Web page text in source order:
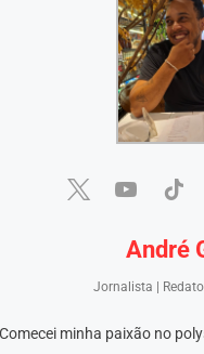
André
Jornalista |
minha paixão no